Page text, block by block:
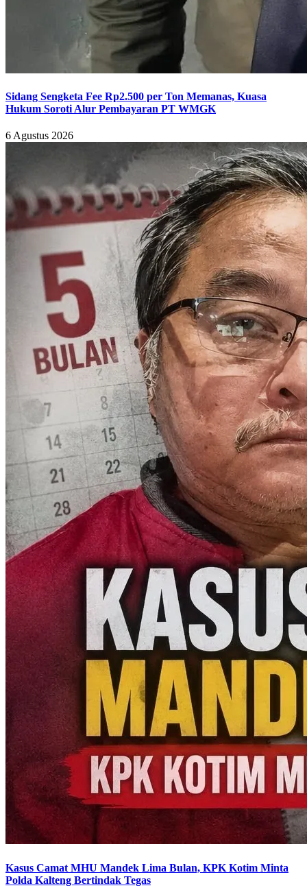
Sidang Sengketa Fee Rp2.500 per Ton Memanas, Kuasa
Hukum Soroti Alur Pembayaran PT WMGK
6 Agustus 2026
Kasus Camat MHU Mandek Lima Bulan, KPK Kotim Minta
Polda Kalteng Bertindak Tegas